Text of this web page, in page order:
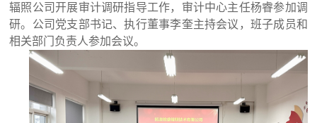
辐照公司开展审计调研指导工作，审计中心主任杨睿参加调
研。公司党支部书记、执行董事李奎主持会议，班子成员和
相关部门负责人参加会议。